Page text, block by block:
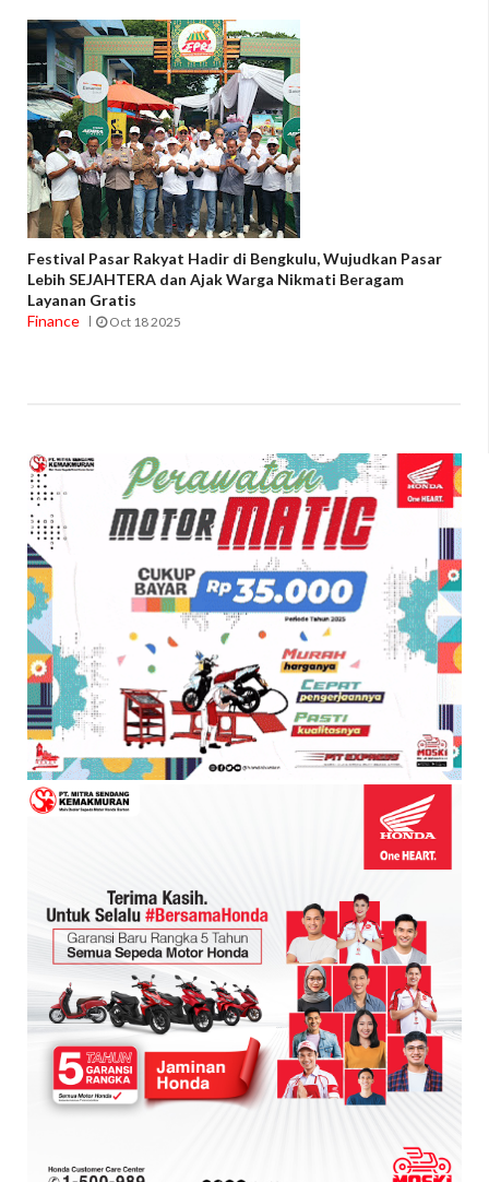
Festival Pasar Rakyat Hadir di Bengkulu, Wujudkan Pasar
Lebih SEJAHTERA dan Ajak Warga Nikmati Beragam
Layanan Gratis
Finance
Oct 18 2025